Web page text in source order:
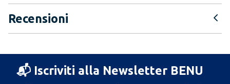
Recensioni
📬 Iscriviti alla Newsletter BENU